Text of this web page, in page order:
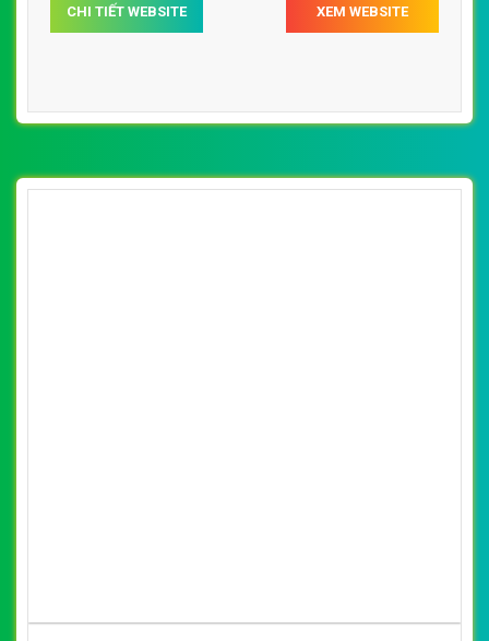
CHI TIẾT WEBSITE XEM WEBSITE